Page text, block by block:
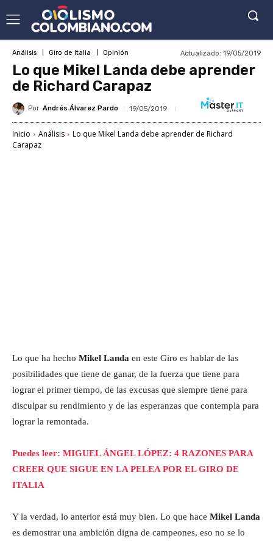
Análisis Giro de Italia Opinión Actualizado: 19/05/2019
Lo que Mikel Landa debe aprender
de Richard Carapaz
Por Andrés Álvarez Pardo 19/05/2019
Inicio Análisis
Lo que Mikel Landa debe aprender de Richard
Carapaz
Lo que ha hecho Mikel Landa en este Giro es hablar de las
posibilidades que tiene de ganar, de la fuerza que tiene para
lograr el primer tiempo, de las excusas que siempre tiene para
disculpar su rendimiento y de las esperanzas que contempla para
lograr la remontada.
Puedes leer: MIGUEL ÁNGEL LÓPEZ: 4 RAZONES PARA
CREER QUE SIGUE EN LA PELEA POR EL GIRO DE
ITALIA
Y la verdad, lo anterior está muy bien. Lo que hace Mikel Landa
es demostrar una ambición digna de campeones, eso no se lo